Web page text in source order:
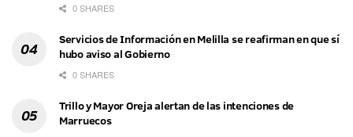
0 SHARES
Servicios de Información en Melilla se reafirman en que sí
hubo aviso al Gobierno
0 SHARES
Trillo y Mayor Oreja alertan de las intenciones de
Marruecos